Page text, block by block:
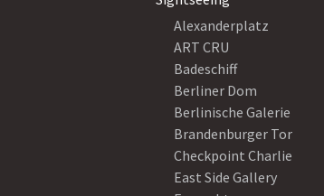
Alexanderplatz
ART CRU
Badeschiff
Berliner Dom
Berlinische Galerie
Brandenburger Tor
Checkpoint Charlie
East Side Gallery